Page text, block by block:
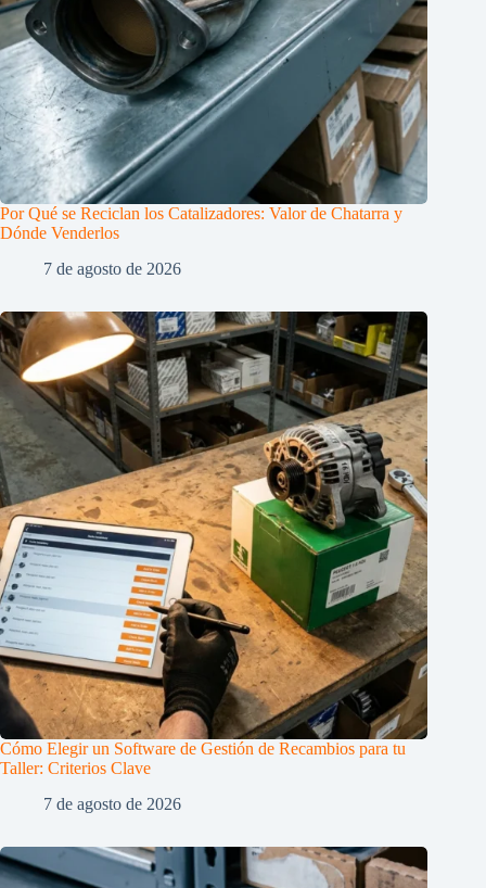
Por Qué se Reciclan los Catalizadores: Valor de Chatarra y
Dónde Venderlos
7 de agosto de 2026
Cómo Elegir un Software de Gestión de Recambios para tu
Taller: Criterios Clave
7 de agosto de 2026